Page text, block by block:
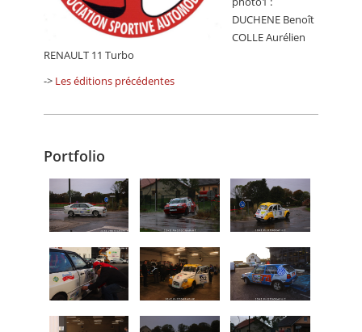
DUCHENE Benoît
COLLE Aurélien
RENAULT 11 Turbo
-> Les éditions précédentes
Portfolio